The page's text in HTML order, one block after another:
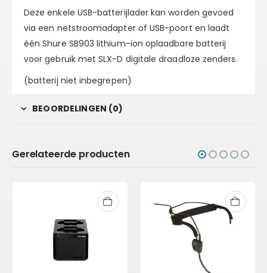
Deze enkele USB-batterijlader kan worden gevoed
via een netstroomadapter of USB-poort en laadt
één Shure SB903 lithium-ion oplaadbare batterij
voor gebruik met SLX-D digitale draadloze zenders.
(batterij niet inbegrepen)
BEOORDELINGEN (0)
Gerelateerde producten